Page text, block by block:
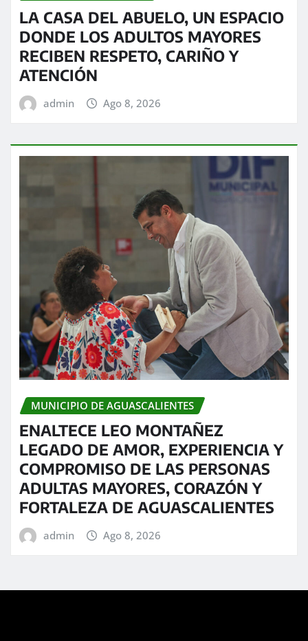
LA CASA DEL ABUELO, UN ESPACIO
DONDE LOS ADULTOS MAYORES
RECIBEN RESPETO, CARIÑO Y
ATENCIÓN
admin Ago 8, 2026
MUNICIPIO DE AGUASCALIENTES
ENALTECE LEO MONTAÑEZ
LEGADO DE AMOR, EXPERIENCIA Y
COMPROMISO DE LAS PERSONAS
ADULTAS MAYORES, CORAZÓN Y
FORTALEZA DE AGUASCALIENTES
admin Ago 8, 2026